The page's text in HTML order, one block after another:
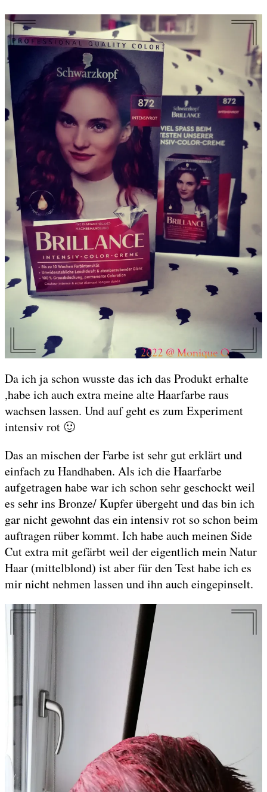
Da ich ja schon wusste das ich das Produkt erhalte
,habe ich auch extra meine alte Haarfarbe raus
wachsen lassen. Und auf geht es zum Experiment
intensiv rot 🙂
Das an mischen der Farbe ist sehr gut erklärt und
einfach zu Handhaben. Als ich die Haarfarbe
aufgetragen habe war ich schon sehr geschockt weil
es sehr ins Bronze/ Kupfer übergeht und das bin ich
gar nicht gewohnt das ein intensiv rot so schon beim
auftragen rüber kommt. Ich habe auch meinen Side
Cut extra mit gefärbt weil der eigentlich mein Natur
Haar (mittelblond) ist aber für den Test habe ich es
mir nicht nehmen lassen und ihn auch eingepinselt.